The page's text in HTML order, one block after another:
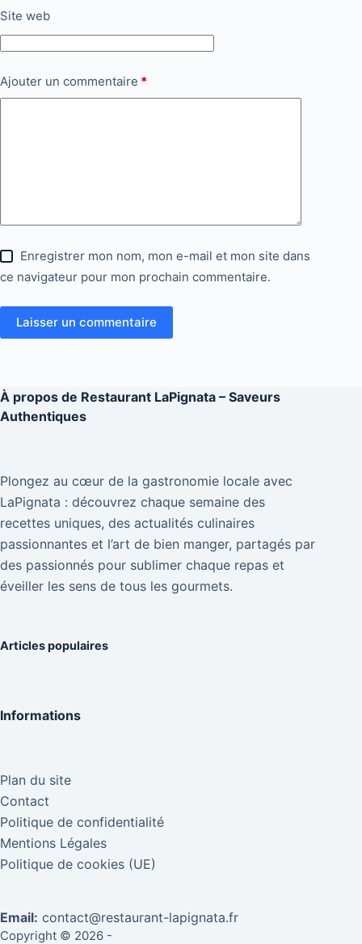
Site web
Ajouter un commentaire *
Enregistrer mon nom, mon e-mail et mon site dans
ce navigateur pour mon prochain commentaire.
Laisser un commentaire
À propos de Restaurant LaPignata – Saveurs
Authentiques
Plongez au cœur de la gastronomie locale avec
LaPignata : découvrez chaque semaine des
recettes uniques, des actualités culinaires
passionnantes et l’art de bien manger, partagés par
des passionnés pour sublimer chaque repas et
éveiller les sens de tous les gourmets.
Articles populaires
Informations
Plan du site
Contact
Politique de confidentialité
Mentions Légales
Politique de cookies (UE)
Email: contact@restaurant-lapignata.fr
Copyright © 2026 -